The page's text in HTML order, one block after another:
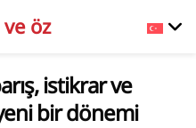
ve öz
istikrar ve
bir dönemi